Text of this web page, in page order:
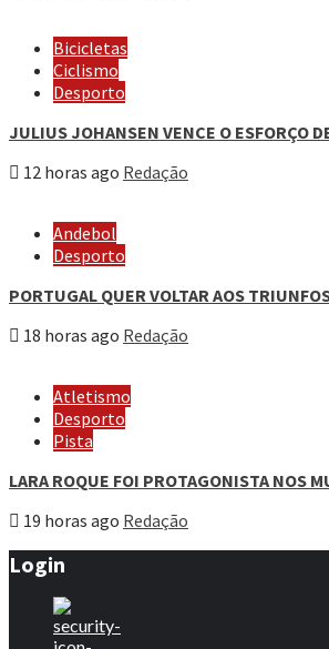
Bicicletas
Ciclismo
Desporto
JULIUS JOHANSEN VENCE O ESFORÇO
12 horas ago Redação
Andebol
Desporto
PORTUGAL QUER VOLTAR AOS
18 horas ago Redação
Atletismo
Desporto
Pista
LARA ROQUE FOI PROTAGONISTA NOS
19 horas ago Redação
Login